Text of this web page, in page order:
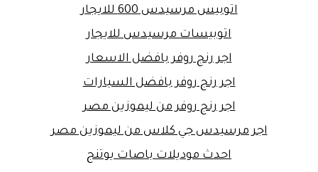
اتوبيس مرسيدس 600 للايجار
اتوبيسات مرسيدس للايجار
اجر رنج روفر بافضل الاسعار
اجر رنج روفر بافضل السيارات
اجر رنج روفر من ليموزين مصر
اجر مرسيدس جي كلاس من ليموزين مصر
احدث موديلات باصات يوتنج